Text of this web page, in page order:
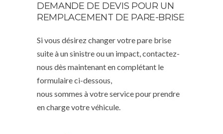
DEMANDE DE DEVIS POUR UN
REMPLACEMENT DE PARE-BRISE
Si vous désirez changer votre pare brise
suite à un sinistre ou un impact, contactez-
nous dès maintenant en complétant le
formulaire ci-dessous,
nous sommes à votre service pour prendre
en charge votre véhicule.